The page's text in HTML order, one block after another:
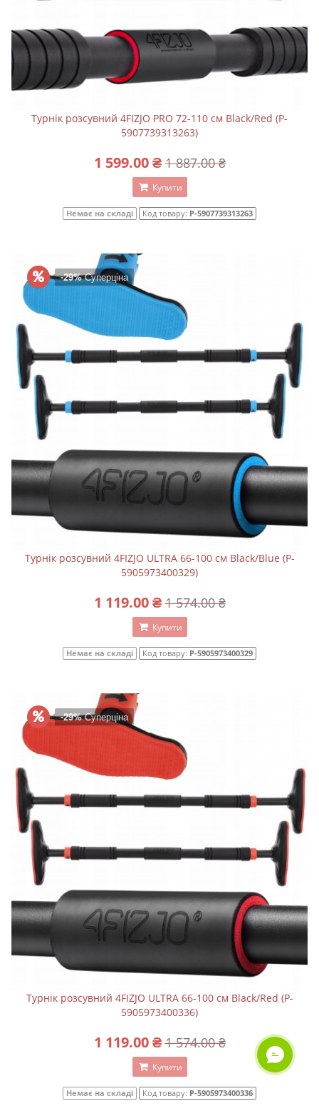
Турнік розсувний 4FIZJO PRO 72-110 см Black/Red (P-
5907739313263)
1 599.00 ₴ 1 887.00 ₴
Купити
Немає на складі Код товару: P-5907739313263
-29%Суперціна
Турнік розсувний 4FIZJO ULTRA 66-100 см Black/Blue (P-
5905973400329)
1 119.00 ₴ 1 574.00 ₴
Купити
Немає на складі Код товару: P-5905973400329
-29%Суперціна
Турнік розсувний 4FIZJO ULTRA 66-100 см Black/Red (P-
5905973400336)
1 119.00 ₴ 1 574.00 ₴
Купити
Немає на складі Код товару: P-5905973400336
ОНЛАЙН ЧАТ